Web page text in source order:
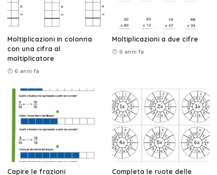
Moltiplicazioni in colonna
con una cifra al
moltiplicatore
6 anni fa
Moltiplicazioni a due cifre
6 anni fa
Capire le frazioni
Completa le ruote delle